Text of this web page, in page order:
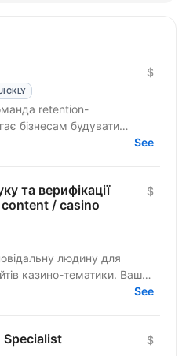
$
retention-
бізнесам будувати
за допомогою
See
та верифікації
content / casino
$
людину для
казино-тематики. Ваше
перевіряти їхню
See
$